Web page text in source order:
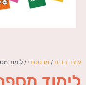
עמוד הבית / מונטסורי / לימוד